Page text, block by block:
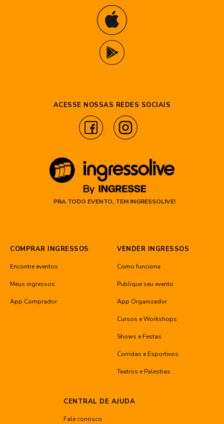
COMPRAR INGRESSOS
Encontre eventos
Meus ingressos
App Comprador
VENDER INGRESSOS
Como funciona
Publique seu evento
App Organizador
Cursos e Workshops
Shows e Festas
Corridas e Esportivos
Teatros e Palestras
CENTRAL DE AJUDA
Fale conosco
ACESSE NOSSAS REDES SOCIAIS
PRA TODO EVENTO, TEM INGRESSOLIVE!